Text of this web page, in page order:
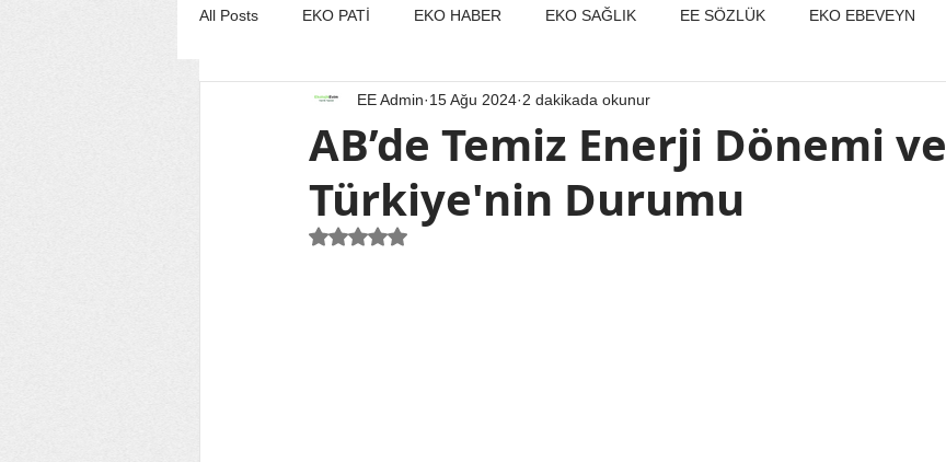
All Posts EKO PATİ EKO HABER EKO SAĞLIK EE SÖZLÜK EKO EBEVEYN
EKO MUTFAK EKO STİL/MODA/GÜZELLİK EKO KÜLTÜR&SANAT
EKO TURİZM EKO YAŞAM EKO YAZARLAR EKO SÖYLEŞİ
AB’de Temiz Enerji Dönemi ve
Türkiye'nin Durumu
EE Admin 15 Ağu 2024 2 dakikada okunur
5 üzerinden NaN yıldız